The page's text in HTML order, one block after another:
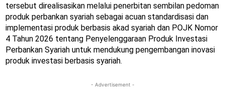
tersebut direalisasikan melalui penerbitan sembilan pedoman
produk perbankan syariah sebagai acuan standardisasi dan
implementasi produk berbasis akad syariah dan POJK Nomor
4 Tahun 2026 tentang Penyelenggaraan Produk Investasi
Perbankan Syariah untuk mendukung pengembangan inovasi
produk investasi berbasis syariah.
- Advertisement -